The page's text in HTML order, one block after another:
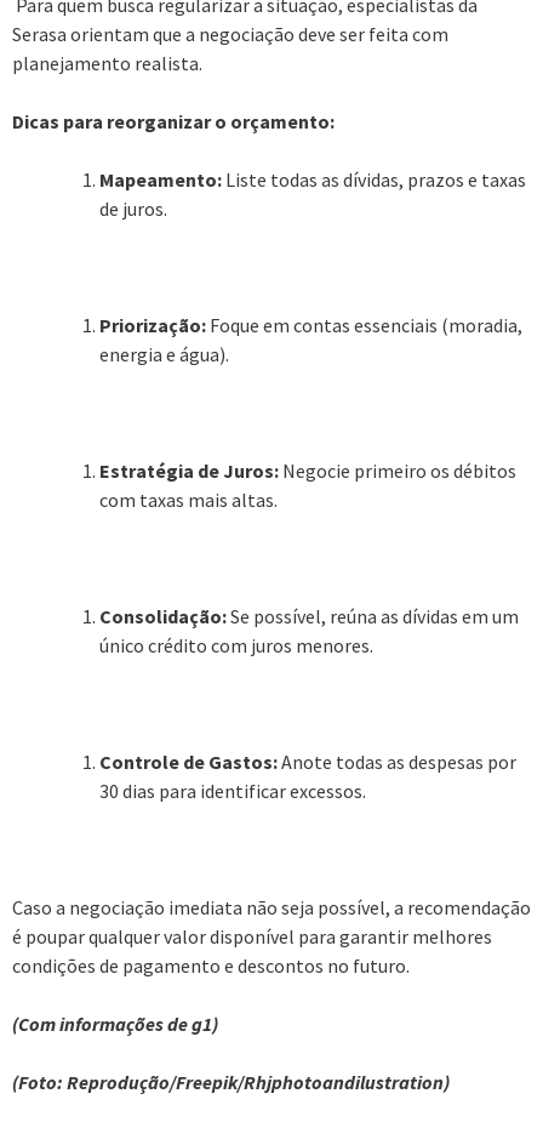
Serasa orientam que a negociação deve ser feita com
planejamento realista.
Dicas para reorganizar o orçamento:
Mapeamento: Liste todas as dívidas, prazos e taxas
de juros.
Priorização: Foque em contas essenciais (moradia,
energia e água).
Estratégia de Juros: Negocie primeiro os débitos
com taxas mais altas.
Consolidação:Se possível, reúna as dívidas em um
único crédito com juros menores.
Controle de Gastos:Anote todas as despesas por
30 dias para identificar excessos.
Caso a negociação imediata não seja possível, a recomendação
é poupar qualquer valor disponível para garantir melhores
condições de pagamento e descontos no futuro.
(Com informações de g1)
(Foto: Reprodução/Freepik/Rhjphotoandilustration)